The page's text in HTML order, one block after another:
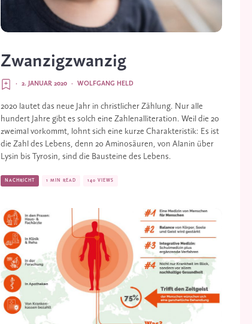
Zwanzigzwanzig
WOLFGANG HELD
·
2. JANUAR 2020
·
2020 lautet das neue Jahr in christlicher Zählung. Nur alle
hundert Jahre gibt es solch eine Zahlenalliteration. Weil die 20
zweimal vorkommt, lohnt sich eine kurze Charakteristik: Es ist
die Zahl des Lebens, denn 20 Aminosäuren, von Alanin über
Lysin bis Tyrosin, sind die Bausteine des Lebens.
NACHRICHT 1 MIN READ 140 VIEWS